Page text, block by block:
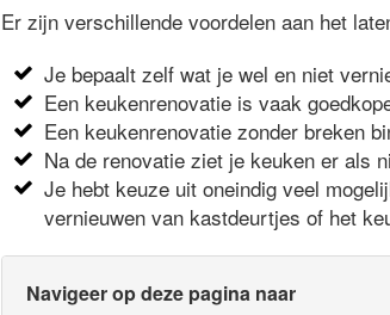
Er zijn verschillende voordelen aan het
Je bepaalt zelf wat je wel en niet
Een keukenrenovatie is vaak
Een keukenrenovatie zonder breken
Na de renovatie ziet je keuken er als
Je hebt keuze uit oneindig veel
vernieuwen van kastdeurtjes of het
Navigeer op deze pagina naar